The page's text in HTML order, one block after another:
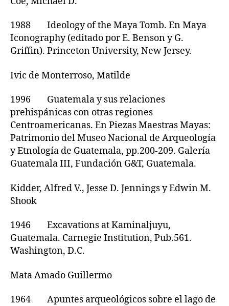
1988 Ideology of the Maya Tomb. En Maya
Iconography (editado por E. Benson y G.
Griffin). Princeton University, New Jersey.
Ivic de Monterroso, Matilde
1996 Guatemala y sus relaciones
prehispánicas con otras regiones
Centroamericanas. En Piezas Maestras Mayas:
Patrimonio del Museo Nacional de Arqueología
y Etnología de Guatemala, pp.200-209. Galería
Guatemala III, Fundación G&T, Guatemala.
Kidder, Alfred V., Jesse D. Jennings y Edwin M.
Shook
1946 Excavations at Kaminaljuyu,
Guatemala. Carnegie Institution, Pub.561.
Washington, D.C.
Mata Amado Guillermo
1964 Apuntes arqueológicos sobre el lago de